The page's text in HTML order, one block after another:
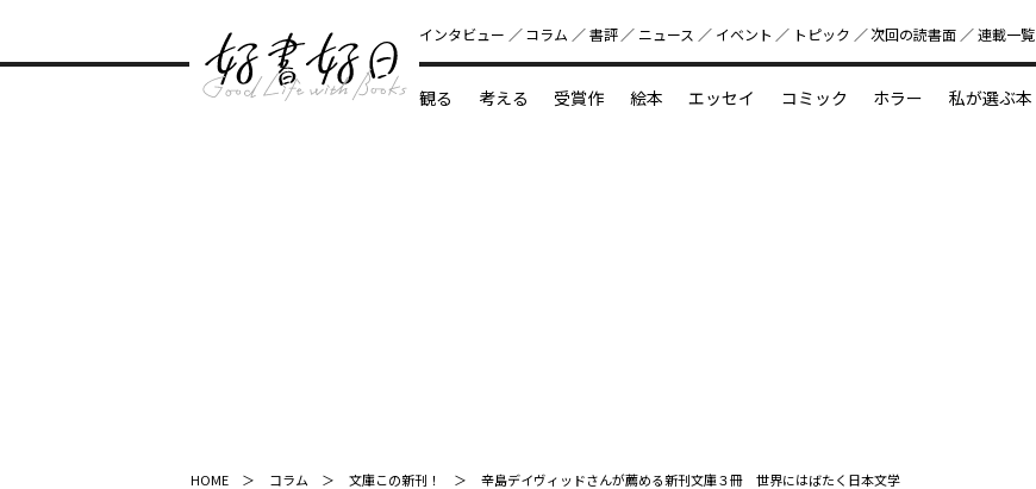
好書好日
インタビュー コラム 書評 ニュース イベント トピック 次回の読書⾯ 連載一覧
観る 考える 受賞作 絵本 エッセイ コミック ホラー 私が選ぶ本
HOME コラム 文庫この新刊！ 辛島デイヴィッドさんが薦める新刊文庫３冊 世界にはばたく日本文学